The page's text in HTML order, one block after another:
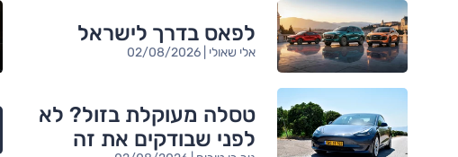
לפאס בדרך לישראל
אלי שאולי | 02/08/2026
טסלה מעוקלת בזול? לא
לפני שבודקים את זה